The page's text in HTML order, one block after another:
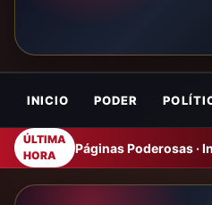
INICIO PODER
ÚLTIMA
HORA
Páginas Poderosas ·